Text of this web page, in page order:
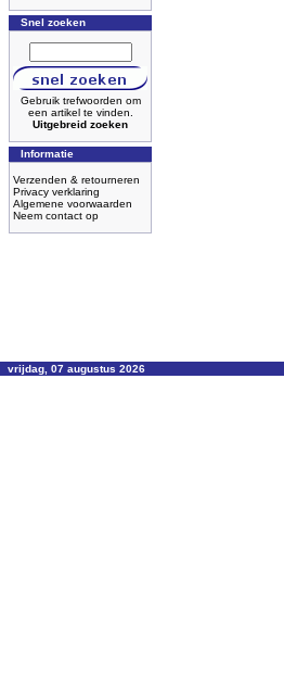
Snel zoeken
Gebruik trefwoorden om
een artikel te vinden.
Uitgebreid zoeken
Informatie
Verzenden & retourneren
Privacy verklaring
Algemene voorwaarden
Neem contact op
vrijdag, 07 augustus 2026